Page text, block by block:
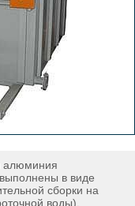
алюминия
в виде
сборки на
воды).